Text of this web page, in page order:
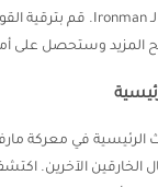
المزيد وستحصل على
الرئيسية في معركة
الخارقين الآخرين.